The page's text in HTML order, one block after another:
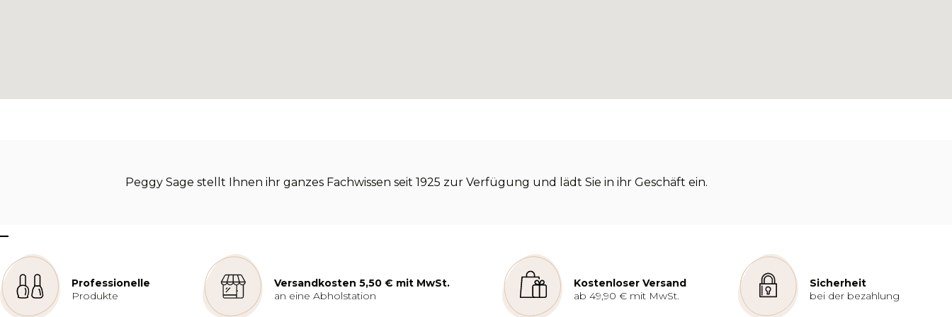
Peggy Sage stellt Ihnen ihr ganzes Fachwissen seit 1925 zur Verfügung und lädt Sie in ihr Geschäft ein.
–
Professionelle
Produkte
Versandkosten 5,50 € mit MwSt.
an eine Abholstation
Kostenloser Versand
ab 49,90 € mit MwSt.
Sicherheit
bei der bezahlung